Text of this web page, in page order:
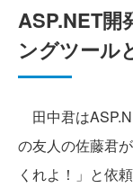
ASP.NET開
ングツール
田中君は
の友人の佐藤君
くれよ！」と依